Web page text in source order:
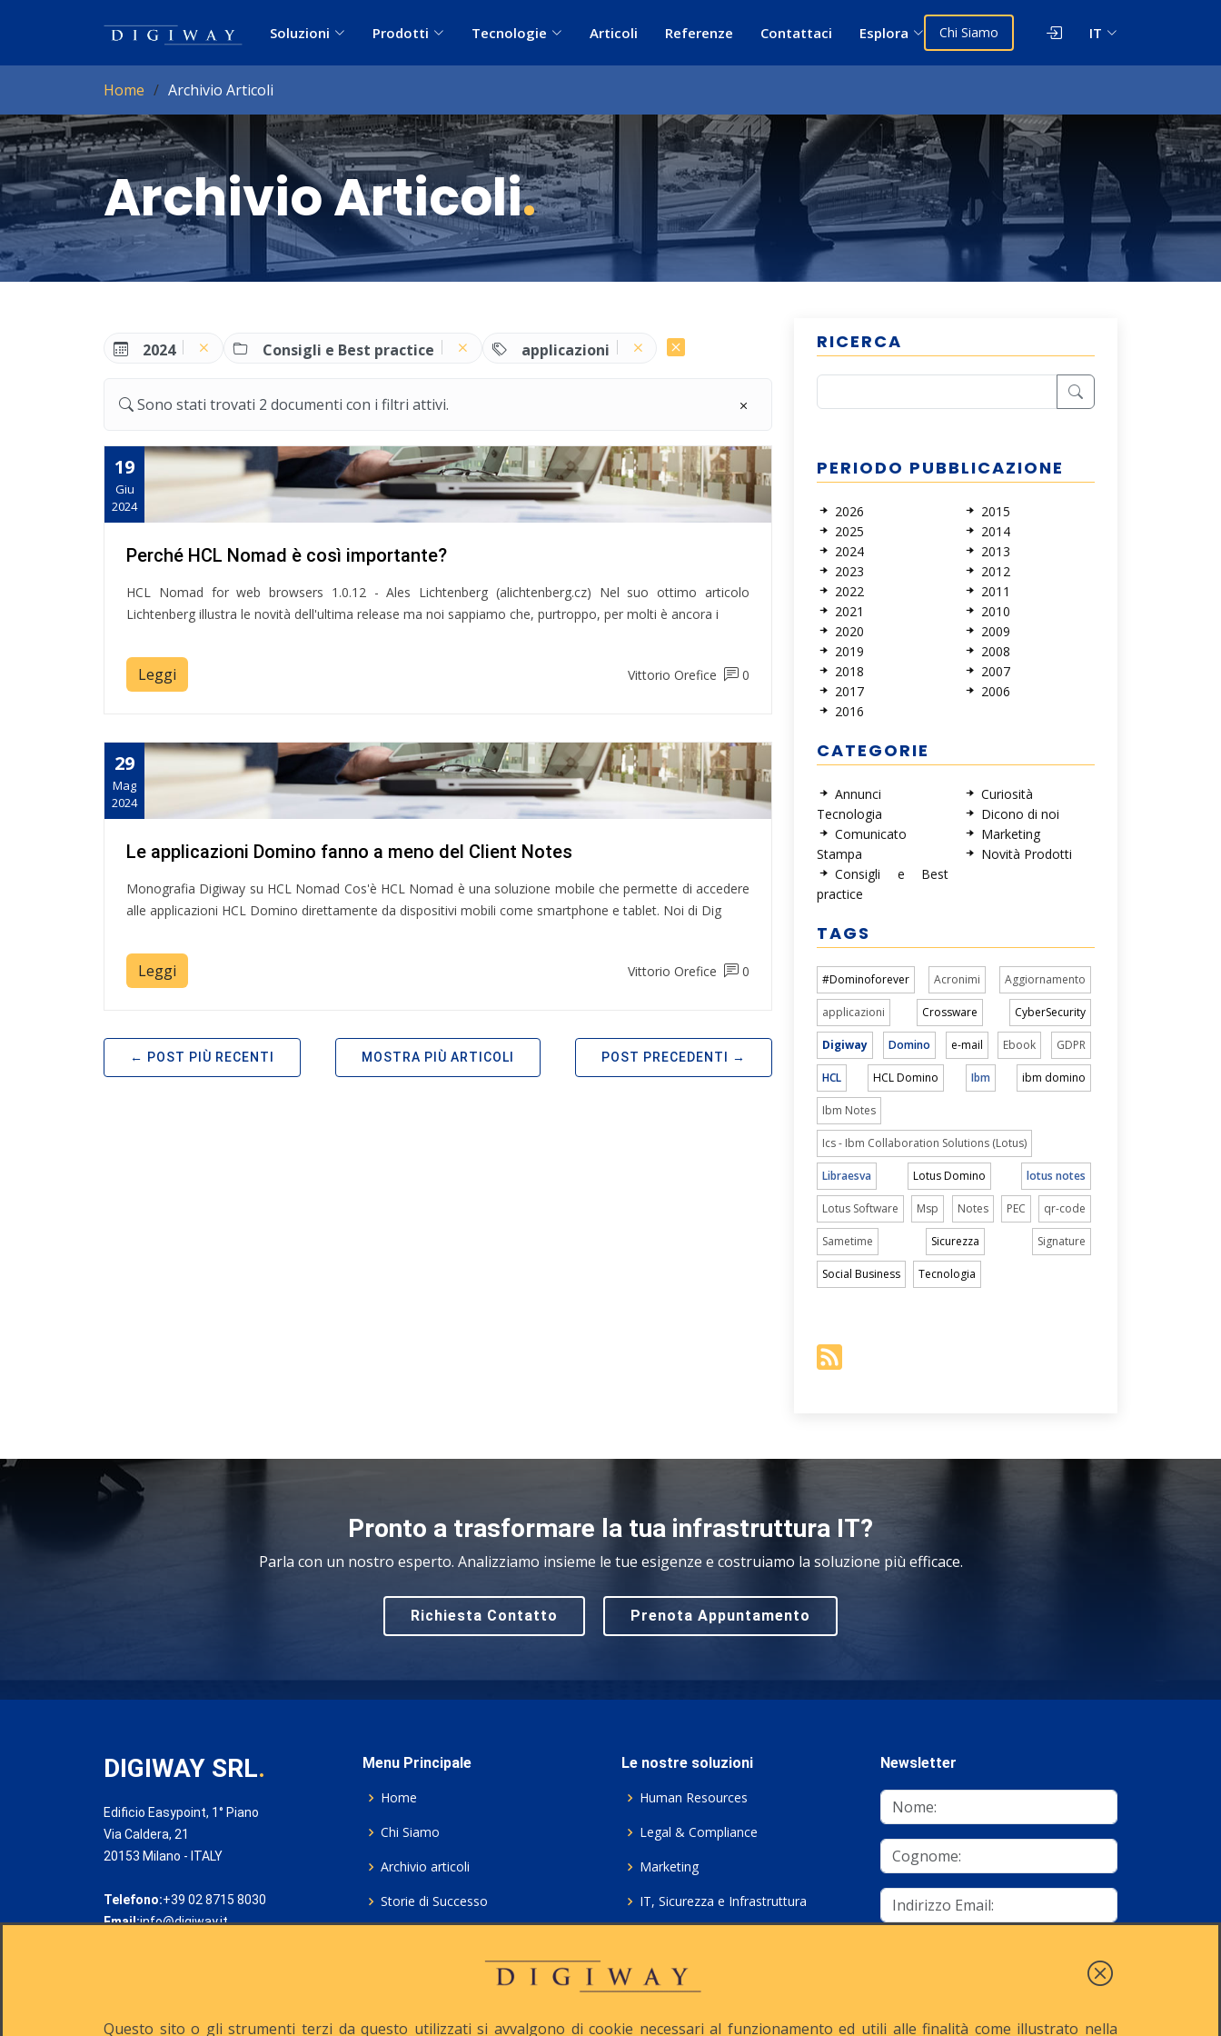
Soluzioni Prodotti Tecnologie Articoli Referenze Contattaci Esplora Chi Siamo IT
Home Archivio Articoli
Archivio Articoli.
2024 Consigli e Best practice applicazioni
Sono stati trovati 2 documenti con i filtri attivi.
19
Giu
2024
Perché HCL Nomad è così importante?
HCL Nomad for web browsers 1.0.12 - Ales Lichtenberg (alichtenberg.cz) Nel suo ottimo articolo
Lichtenberg illustra le novità dell'ultima release ma noi sappiamo che, purtroppo, per molti è ancora i
Leggi Vittorio Orefice 0
29
Mag
2024
Le applicazioni Domino fanno a meno del Client Notes
Monografia Digiway su HCL Nomad Cos'è HCL Nomad è una soluzione mobile che permette di accedere
alle applicazioni HCL Domino direttamente da dispositivi mobili come smartphone e tablet. Noi di Dig
Leggi Vittorio Orefice 0
POST PIÙ RECENTI MOSTRA PIÙ ARTICOLI POST PRECEDENTI
RICERCA
PERIODO PUBBLICAZIONE
2026
2025
2024
2023
2022
2021
2020
2019
2018
2017
2016
2015
2014
2013
2012
2011
2010
2009
2008
2007
2006
CATEGORIE
Annunci
Tecnologia
Comunicato
Stampa
Consigli e Best
practice
Curiosità
Dicono di noi
Marketing
Novità Prodotti
TAGS
#Dominoforever Acronimi Aggiornamento
applicazioni Crossware CyberSecurity
Digiway Domino e-mail Ebook GDPR
HCL HCL Domino Ibm ibm domino
Ibm Notes
Ics - Ibm Collaboration Solutions (Lotus)
Libraesva Lotus Domino lotus notes
Lotus Software Msp Notes PEC qr-code
Sametime Sicurezza Signature
Social Business Tecnologia
Pronto a trasformare la tua infrastruttura IT?
Parla con un nostro esperto. Analizziamo insieme le tue esigenze e costruiamo la soluzione più efficace.
Richiesta Contatto Prenota Appuntamento
DIGIWAY SRL.
Edificio Easypoint, 1° Piano
Via Caldera, 21
20153 Milano - ITALY
Telefono:+39 02 8715 8030
Email:info@digiway.it
Menu Principale
Home
Chi Siamo
Archivio articoli
Storie di Successo
Le nostre soluzioni
Human Resources
Legal & Compliance
Marketing
IT, Sicurezza e Infrastruttura
Consulenza ICT e Licenze
Newsletter
Questo sito o gli strumenti terzi da questo utilizzati si avvalgono di cookie necessari al funzionamento ed utili alle finalità come illustrato nella